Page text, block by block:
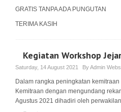
GRATIS TANPA ADA PUNGUTAN
TERIMA KASIH
Kegiatan Workshop
Saturday, 14 August 2021 ByAdmin
Dalam rangka peningkatan
Kemitraan dengan mengundang
Agustus 2021 dihadiri oleh